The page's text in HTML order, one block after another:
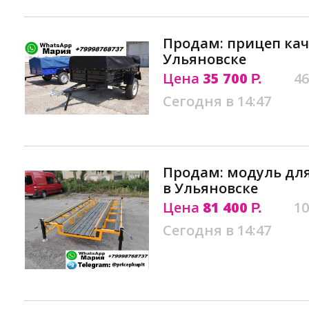
Продам: прицеп
Ульяновске
Цена 35 700 Р.
Сегодня в 14:47
Продам: модуль
в Ульяновске
Цена 81 400 Р.
Сегодня в 14:47